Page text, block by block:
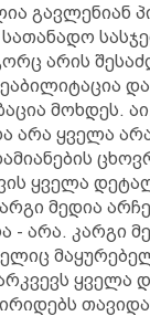
გავლენიან
არის
და
მოხდეს.
არა ყველა
ყველა
მედია
- არა. კარგი
ყველა